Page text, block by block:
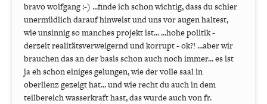
bravo wolfgang :-) ...finde ich schon wichtig, dass du schier
unermüdlich darauf hinweist und uns vor augen haltest,
wie unsinnig so manches projekt ist... ...hohe politik -
derzeit realitätsverweigernd und korrupt - ok?! ...aber wir
brauchen das an der basis schon auch noch immer... es ist
ja eh schon einiges gelungen, wie der volle saal in
oberlienz gezeigt hat... und wie recht du auch in dem
teilbereich wasserkraft hast, das wurde auch von fr.